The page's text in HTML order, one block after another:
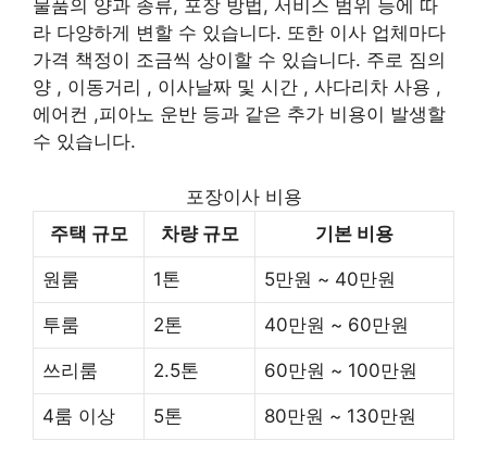
물품의 양과 종류, 포장 방법, 서비스 범위 등에 따
라 다양하게 변할 수 있습니다. 또한 이사 업체마다
가격 책정이 조금씩 상이할 수 있습니다. 주로 짐의
양 , 이동거리 , 이사날짜 및 시간 , 사다리차 사용 ,
에어컨 ,피아노 운반 등과 같은 추가 비용이 발생할
수 있습니다.
포장이사 비용
주택 규모
차량 규모 기본 비용
원룸 1톤 5만원 ~ 40만원
투룸 2톤 40만원 ~ 60만원
쓰리룸 2.5톤 60만원 ~ 100만원
4룸 이상 5톤 80만원 ~ 130만원